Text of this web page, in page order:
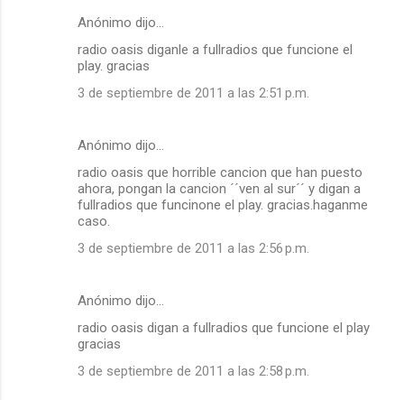
Anónimo dijo…
radio oasis diganle a fullradios que funcione el
play. gracias
3 de septiembre de 2011 a las 2:51 p.m.
Anónimo dijo…
radio oasis que horrible cancion que han puesto
ahora, pongan la cancion ´´ven al sur´´ y digan a
fullradios que funcinone el play. gracias.haganme
caso.
3 de septiembre de 2011 a las 2:56 p.m.
Anónimo dijo…
radio oasis digan a fullradios que funcione el play
gracias
3 de septiembre de 2011 a las 2:58 p.m.